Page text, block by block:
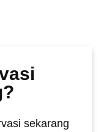
sekarang